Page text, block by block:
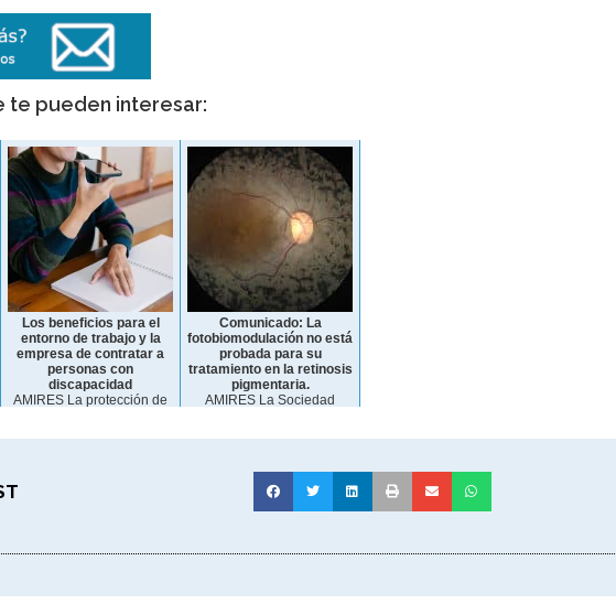
te pueden interesar:
Los beneficios para el
entorno de trabajo y la
empresa de contratar a
personas con
discapacidad
AMIRES La protección de
Comunicado: La
fotobiomodulación no está
probada para su
tratamiento en la retinosis
pigmentaria.
AMIRES La Sociedad